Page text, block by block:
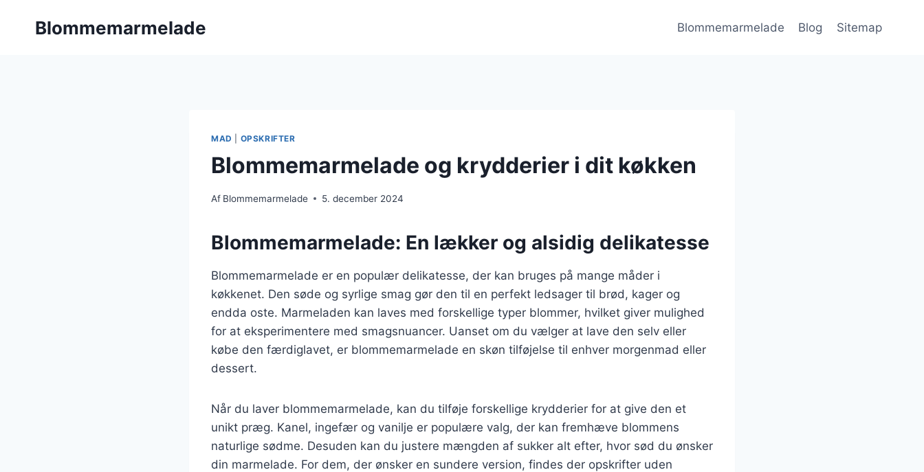
Blommemarmelade Blommemarmelade Blog Sitemap
MAD OPSKRIFTER
Blommemarmelade og krydderier i dit køkken
Af Blommemarmelade 5. december 2024
Blommemarmelade: En lækker og alsidig delikatesse
Blommemarmelade er en populær delikatesse, der kan bruges på mange måder i
køkkenet. Den søde og syrlige smag gør den til en perfekt ledsager til brød, kager og
endda oste. Marmeladen kan laves med forskellige typer blommer, hvilket giver mulighed
for at eksperimentere med smagsnuancer. Uanset om du vælger at lave den selv eller
købe den færdiglavet, er blommemarmelade en skøn tilføjelse til enhver morgenmad eller
dessert.
Når du laver blommemarmelade, kan du tilføje forskellige krydderier for at give den et
unikt præg. Kanel, ingefær og vanilje er populære valg, der kan fremhæve blommens
naturlige sødme. Desuden kan du justere mængden af sukker alt efter, hvor sød du ønsker
din marmelade. For dem, der ønsker en sundere version, findes der opskrifter uden